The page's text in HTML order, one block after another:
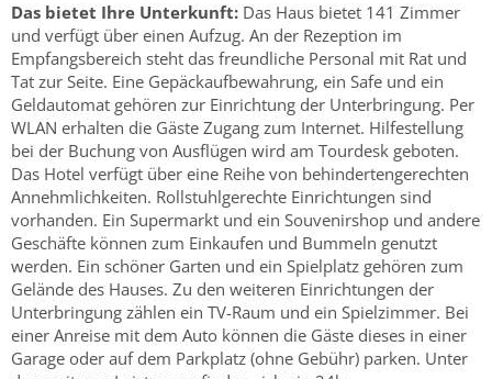
Das bietet Ihre Unterkunft: Das Haus bietet 141 Zimmer
und verfügt über einen Aufzug. An der Rezeption im
Empfangsbereich steht das freundliche Personal mit Rat und
Tat zur Seite. Eine Gepäckaufbewahrung, ein Safe und ein
Geldautomat gehören zur Einrichtung der Unterbringung. Per
WLAN erhalten die Gäste Zugang zum Internet. Hilfestellung
bei der Buchung von Ausflügen wird am Tourdesk geboten.
Das Hotel verfügt über eine Reihe von behindertengerechten
Annehmlichkeiten. Rollstuhlgerechte Einrichtungen sind
vorhanden. Ein Supermarkt und ein Souvenirshop und andere
Geschäfte können zum Einkaufen und Bummeln genutzt
werden. Ein schöner Garten und ein Spielplatz gehören zum
Gelände des Hauses. Zu den weiteren Einrichtungen der
Unterbringung zählen ein TV-Raum und ein Spielzimmer. Bei
einer Anreise mit dem Auto können die Gäste dieses in einer
Garage oder auf dem Parkplatz (ohne Gebühr) parken. Unter